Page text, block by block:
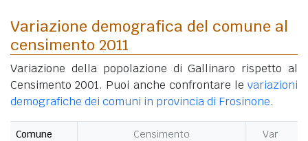
Variazione demografica del comune al
censimento 2011
Variazione della popolazione di Gallinaro rispetto al
Censimento 2001. Puoi anche confrontare le variazioni
demografiche dei comuni in provincia di Frosinone.
Comune Censimento
Var